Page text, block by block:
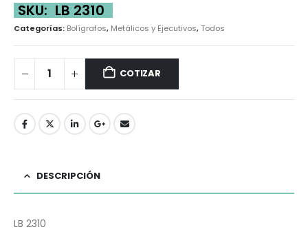
SKU: LB 2310
Categorías: Bolígrafos, Metálicos y Ejecutivos,Todos
COTIZAR
DESCRIPCIÓN
LB 2310